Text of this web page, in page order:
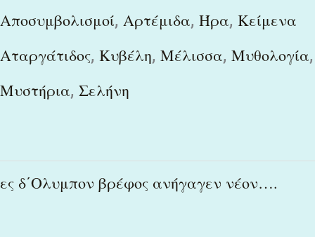
Αποσυμβολισμοί, Αρτέμιδα, Ήρα, Κείμενα
Αταργάτιδος, Κυβέλη, Μέλισσα, Μυθολογία,
Μυστήρια, Σελήνη
ες δ΄Ολυμπον βρέφος ανήγαγεν νέον….